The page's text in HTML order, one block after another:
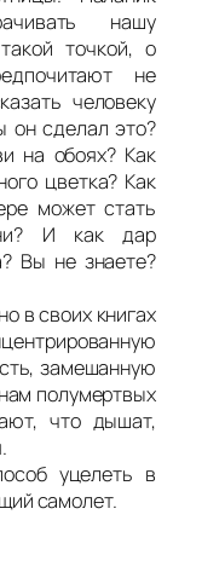
нашу
точкой, о
не
человеку
он сделал это?
на обоях? Как
цветка? Как
может стать
И как дар
Вы не знаете?
в своих книгах
замешанную
полумертвых
что дышат,
уцелеть в
самолет.